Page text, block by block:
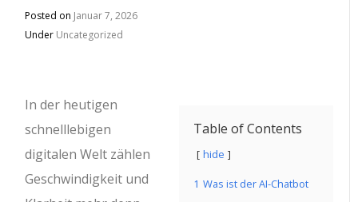
Posted on Januar 7, 2026
Under Uncategorized
Table of Contents
hide
1 Was ist der AI-Chatbot
In der heutigen
schnelllebigen
digitalen Welt zählen
Geschwindigkeit und